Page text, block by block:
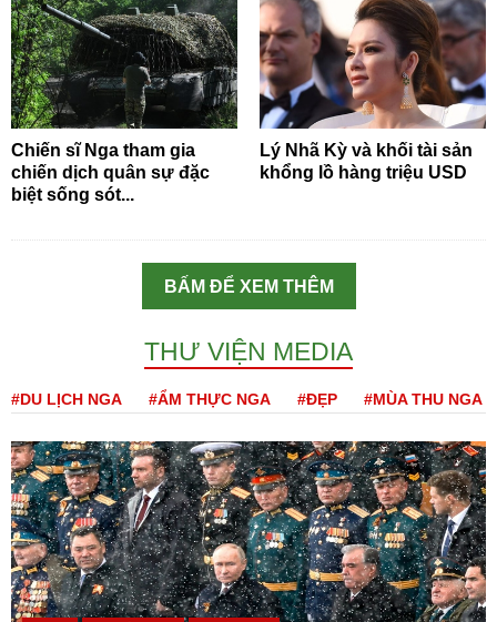
Chiến sĩ Nga tham gia
chiến dịch quân sự đặc
biệt sống sót...
Lý Nhã Kỳ và khối tài sản
khổng lồ hàng triệu USD
BẤM ĐỂ XEM THÊM
THƯ VIỆN MEDIA
#DU LỊCH NGA #ẨM THỰC NGA #ĐẸP #MÙA THU NGA